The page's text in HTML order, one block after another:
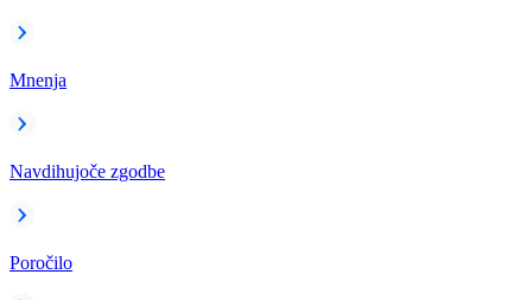
Mnenja
Navdihujoče zgodbe
Poročilo